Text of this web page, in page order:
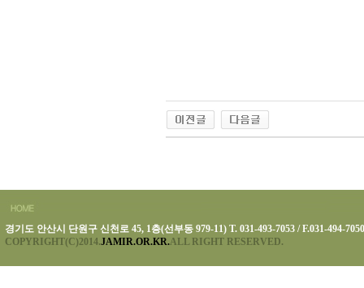
경기도 안산시 단원구 신천로 45, 1층(선부동 979-11) T. 031-493-7053 / F.031-494-7050
COPYRIGHT(C)2014.JAMIR.OR.KR.ALL RIGHT RESERVED.